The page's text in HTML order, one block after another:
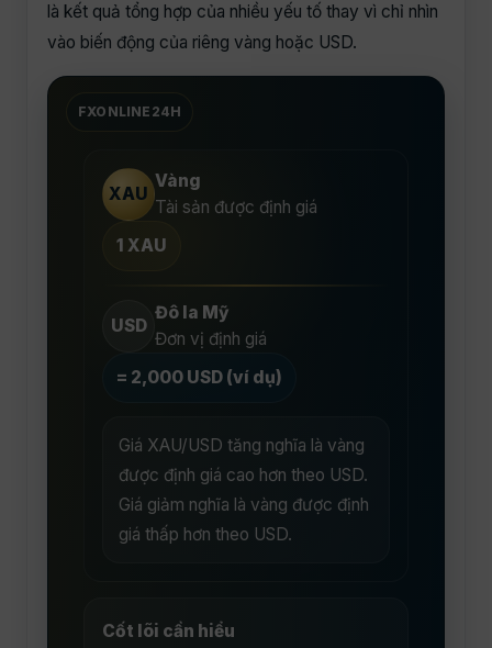
là kết quả tổng hợp của nhiều yếu tố thay vì chỉ nhìn
vào biến động của riêng vàng hoặc USD.
FXONLINE24H
XAU
Vàng
Tài sản được định giá
1 XAU
USD
Đô la Mỹ
Đơn vị định giá
= 2,000 USD (ví dụ)
Giá XAU/USD tăng nghĩa là vàng
được định giá cao hơn theo USD.
Giá giảm nghĩa là vàng được định
giá thấp hơn theo USD.
Cốt lõi cần hiểu